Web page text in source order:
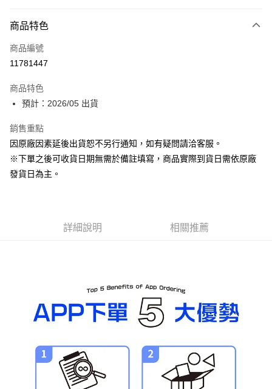
信用卡一次付款
超商取貨付款
ATM付款
運送方式
預購-全家取貨付款(舊)
預購-7-11取貨付款(舊)
每筆NT$90，滿NT$3,000(含以上)免運費
預購-宅配(舊)
每筆NT$120，滿NT$3,000(含以上)免運費
預購-宅配(離島)(舊)
每筆NT$160，滿NT$3,000(含以上)免運費
東海門市自取，需自備購物袋取貨唷。
商品特色
商品編號
11781447
商品特色
預計：2026/05 出貨
銷售重點
因原廠因素延後出貨恕不另行通知，如有疑問請洽客服。
※下單之後可收貨日期無需於備註填寫，商品實際到貨日需依原廠
發貨日為主。
詳細說明 相關推薦